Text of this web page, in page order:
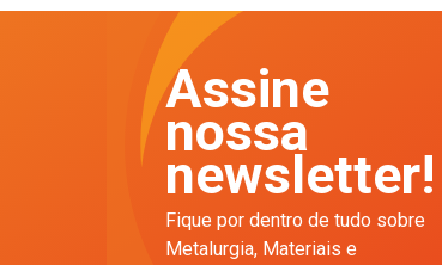
Assine
nossa
newsletter!
Fique por dentro de tudo sobre
Metalurgia, Materiais e